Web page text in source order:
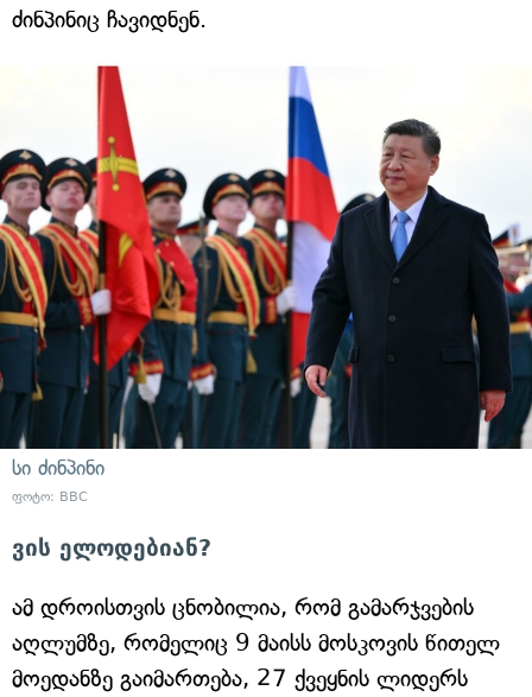
ძინპინიც ჩავიდნენ.
სი ძინპინი
ფოტო: BBC
ვის ელოდებიან?
ამ დროისთვის ცნობილია, რომ გამარჯვების
აღლუმზე, რომელიც 9 მაისს მოსკოვის წითელ
მოედანზე გაიმართება, 27 ქვეყნის ლიდერს